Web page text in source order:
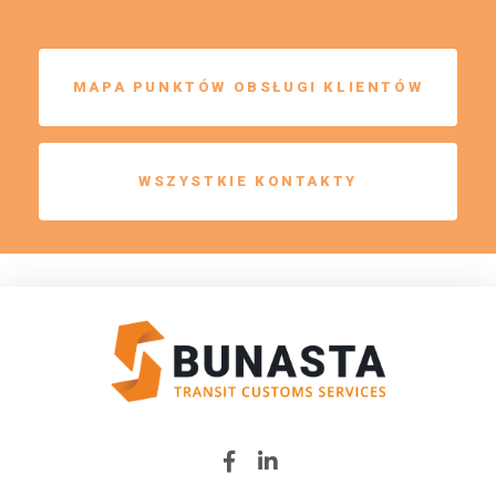
MAPA PUNKTÓW OBSŁUGI KLIENTÓW
WSZYSTKIE KONTAKTY